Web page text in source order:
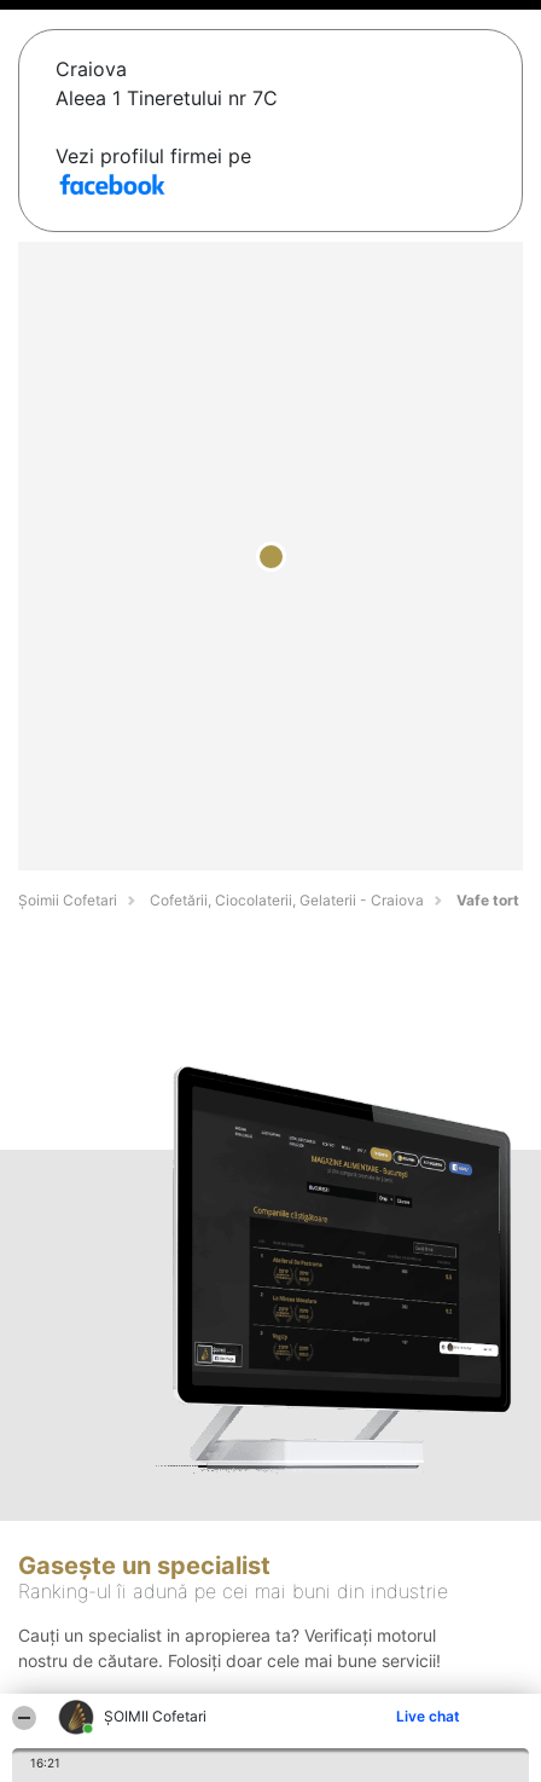
ȘOIMII Cofetari Live chat
16:21
Craiova
Aleea 1 Tineretului nr 7C
Vezi profilul firmei pe
Șoimii Cofetari Cofetării, Ciocolaterii, Gelaterii - Craiova Vafe tort
Gasește un specialist
Ranking-ul îi adună pe cei mai buni din industrie
Cauți un specialist in apropierea ta? Verificați motorul
nostru de căutare. Folosiți doar cele mai bune servicii!